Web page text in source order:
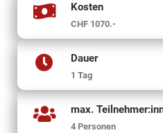
Kosten
CHF 1070.-
Dauer
1 Tag
max.
4 Personen